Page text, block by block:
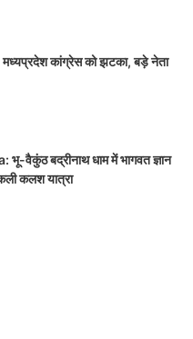
कांग्रेस को झटका, बड़े नेता
वैकुंठ बद्रीनाथ धाम में भागवत ज्ञान
कलश यात्रा